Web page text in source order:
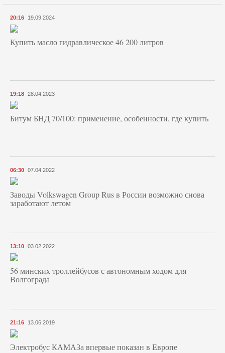
20:16 19.09.2024
Купить масло гидравлическое 46 200 литров
19:18 28.04.2023
Битум БНД 70/100: применение, особенности, где купить
06:30 07.04.2022
Заводы Volkswagen Group Rus в России возможно снова
заработают летом
13:10 03.02.2022
56 минских троллейбусов с автономным ходом для
Волгограда
21:16 13.06.2019
Электробус КАМАЗа впервые показан в Европе